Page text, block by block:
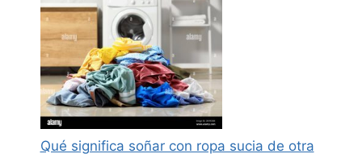
Qué significa soñar con ropa sucia de otra